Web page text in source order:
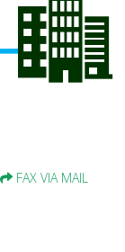
FAX VIA MAIL